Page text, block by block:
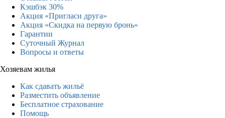
Кэшбэк 30%
Акция «Пригласи друга»
Акция «Скидка на первую бронь»
Гарантии
Суточный Журнал
Вопросы и ответы
Хозяевам жилья
Как сдавать жильё
Разместить объявление
Бесплатное страхование
Помощь